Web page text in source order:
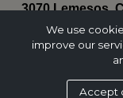
3070 Lemesos,
ΗΕ 430179
We use
improve our
Accept